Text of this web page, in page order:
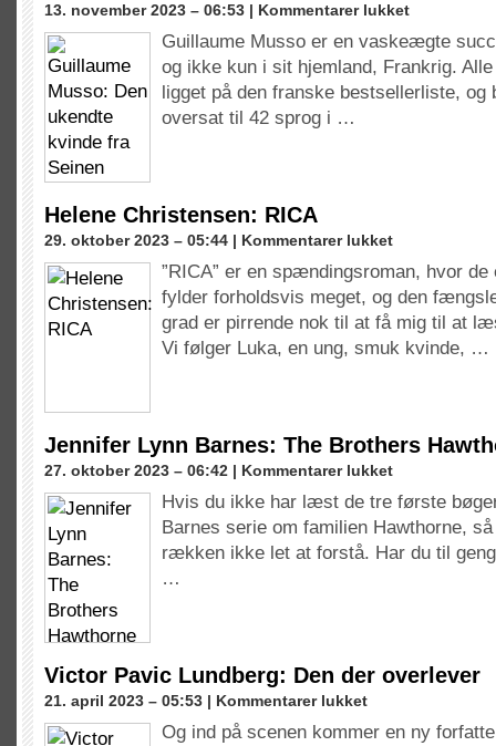
13. november 2023 – 06:53 | Kommentarer lukkettil
Musso:
Den
ukendte
Guillaume Musso er en vaskeægte
og ikke kun i sit hjemland, Frankrig.
ligget på den franske bestsellerliste, og
oversat til 42 sprog i …
Helene Christensen: RICA
29. oktober 2023 – 05:44 | Kommentarer lukkettil
Christensen:
RICA
”RICA” er en spændingsroman, hvor
fylder forholdsvis meget, og den
grad er pirrende nok til at få mig til at
Vi følger Luka, en ung, smuk kvinde, …
Jennifer Lynn Barnes: The Brothers
27. oktober 2023 – 06:42 | Kommentarer lukkettil
Lynn
Barnes:
Hvis du ikke har læst de tre første
Barnes serie om familien Hawthorne,
rækken ikke let at forstå. Har du til
…
Victor Pavic Lundberg: Den der overlever
21. april 2023 – 05:53 | Kommentarer lukkettil
Pavic
Og ind på scenen kommer en ny